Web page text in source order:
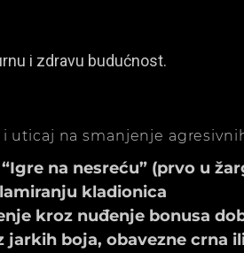
i zdravu budućnost.
uticaj na smanjenje
na nesreću” (prvo u
kladionica
kroz nuđenje bonusa
boja, obavezne crna